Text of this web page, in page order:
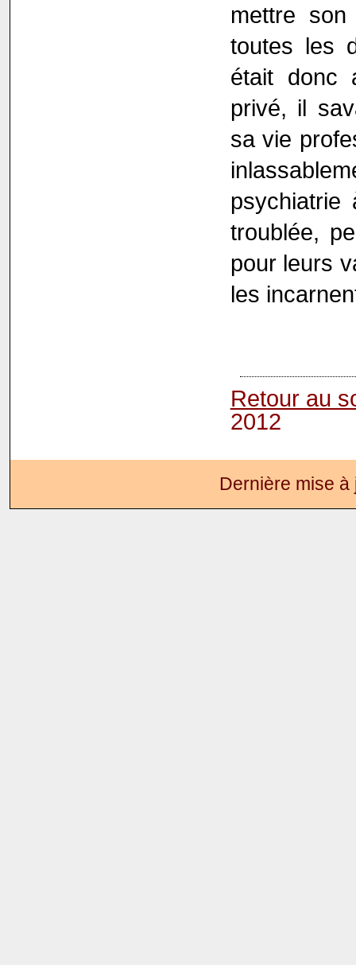
mettre
toutes les
était donc
privé, il
sa vie
psychiatrie
troublée,
pour leurs
les
Retour au
2012
Dernière mise